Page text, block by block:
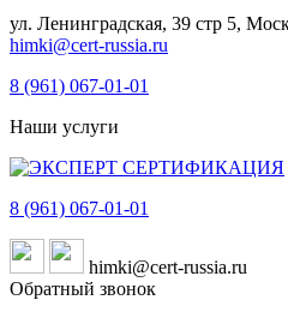
ул. Ленинградская, 39 стр 5,
himki@cert-russia.ru
8 (961) 067-01-01
Наши услуги
8 (961) 067-01-01
himki@cert-russia.ru
Обратный звонок